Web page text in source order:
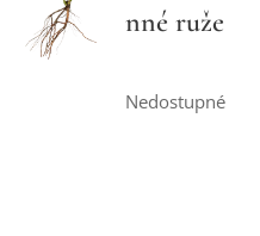
nné ruže
Nedostupné